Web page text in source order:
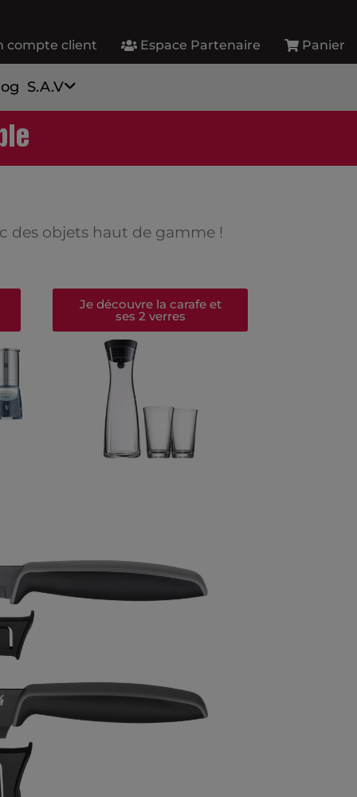
compte client Espace Partenaire Panier
S.A.V
des objets haut de gamme !
Je découvre la carafe et
ses 2 verres